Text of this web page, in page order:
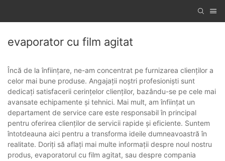
evaporator cu film agitat
Încă de la înființare, ne-am concentrat pe furnizarea clienților a
celor mai bune produse. Angajații noștri profesioniști sunt
dedicați satisfacerii cerințelor clienților, bazându-se pe cele mai
avansate echipamente și tehnici. Mai mult, am înființat un
departament de service care este responsabil în principal
pentru oferirea clienților de servicii rapide și eficiente. Suntem
întotdeauna aici pentru a transforma ideile dumneavoastră în
realitate. Doriți să aflați mai multe informații despre noul nostru
produs, evaporatorul cu film agitat, sau despre compania